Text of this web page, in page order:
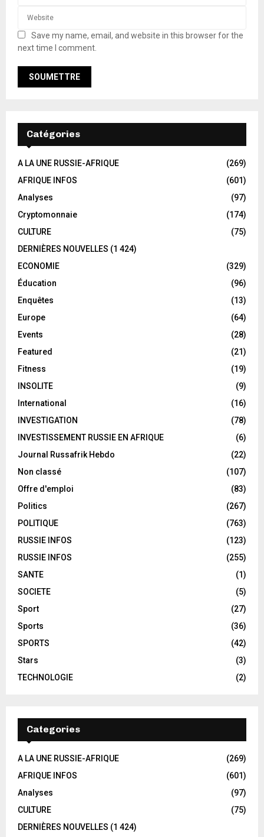
Save my name, email, and website in this browser for the
next time I comment.
Catégories
A LA UNE RUSSIE-AFRIQUE
(269)
AFRIQUE INFOS
(601)
Analyses
(97)
Cryptomonnaie
(174)
CULTURE
(75)
DERNIÈRES NOUVELLES (1 424)
ECONOMIE
(329)
Éducation
(96)
Enquêtes
(13)
Europe
(64)
Events
(28)
Featured
(21)
Fitness
(19)
INSOLITE
(9)
International
(16)
INVESTIGATION
(78)
INVESTISSEMENT RUSSIE EN AFRIQUE
(6)
Journal Russafrik Hebdo
(22)
Non classé
(107)
Offre d'emploi
(83)
Politics
(267)
POLITIQUE
(763)
RUSSIE INFOS
(123)
RUSSIE INFOS
(255)
SANTE
(1)
SOCIETE
(5)
Sport
(27)
Sports
(36)
SPORTS
(42)
Stars
(3)
TECHNOLOGIE
(2)
Categories
A LA UNE RUSSIE-AFRIQUE
(269)
AFRIQUE INFOS
(601)
Analyses
(97)
CULTURE
(75)
DERNIÈRES NOUVELLES (1 424)